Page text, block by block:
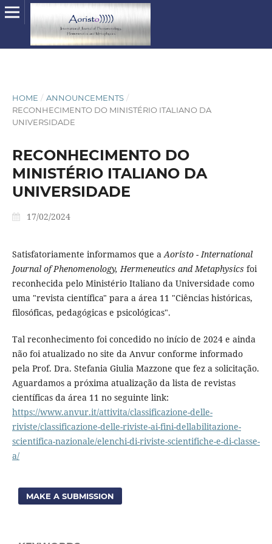
HOME / ANNOUNCEMENTS /
RECONHECIMENTO DO MINISTÉRIO ITALIANO DA
UNIVERSIDADE
RECONHECIMENTO DO
MINISTÉRIO ITALIANO DA
UNIVERSIDADE
17/02/2024
Satisfatoriamente informamos que aAoristo - International
Journal of Phenomenology, Hermeneutics and Metaphysics foi
reconhecida pelo Ministério Italiano da Universidade como
uma "revista científica" para a área 11 "Ciências históricas,
filosóficas, pedagógicas e psicológicas".
Tal reconhecimento foi concedido no início de 2024 e ainda
não foi atualizado no site da Anvur conforme informado
pela Prof. Dra. Stefania Giulia Mazzone que fez a solicitação.
Aguardamos a próxima atualização da lista de revistas
científicas da área 11 no seguinte link:
https://www.anvur.it/attivita/classificazione-delle-
riviste/classificazione-delle-riviste-ai-fini-dellabilitazione-
scientifica-nazionale/elenchi-di-riviste-scientifiche-e-di-classe-
a/
MAKE A SUBMISSION